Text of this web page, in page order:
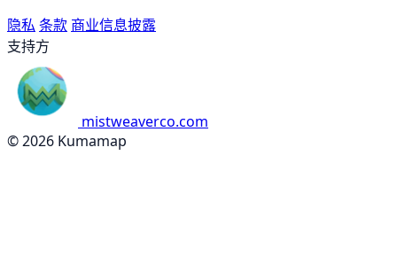
隐私 条款 商业信息披露
支持方
mistweaverco.com
© 2026 Kumamap